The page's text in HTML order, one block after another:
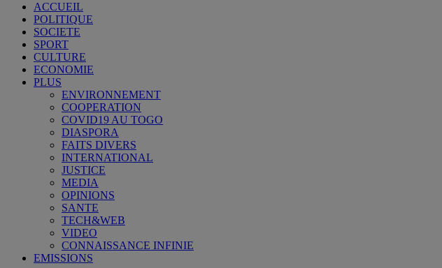
ACCUEIL
POLITIQUE
SOCIETE
SPORT
CULTURE
ECONOMIE
PLUS
ENVIRONNEMENT
COOPERATION
COVID19 AU TOGO
DIASPORA
FAITS DIVERS
INTERNATIONAL
JUSTICE
MEDIA
OPINIONS
SANTE
TECH&WEB
VIDEO
CONNAISSANCE INFINIE
EMISSIONS